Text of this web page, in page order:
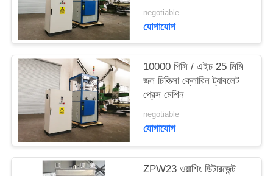
সাইট
ম্যাপ
PRIVACY
POLICY
negotiable
যোগাযোগ
10000 পিসি / এইচ 25 মিমি
জল চিকিত্সা ক্লোরিন ট্যাবলেট
প্রেস মেশিন
negotiable
যোগাযোগ
ZPW23 ওয়াশিং ডিটারজেন্ট